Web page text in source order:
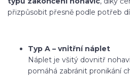
přizpůsobit přesně podle potřeb
Typ A – vnitřní náplet
Náplet je všitý dovnitř
pomáhá zabránit pronikání